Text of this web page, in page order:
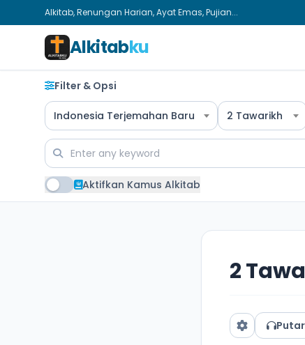
Alkitab, Renungan Harian, Ayat Emas, Pujian...
Alkitabku
Filter & Opsi
Indonesia Terjemahan Baru 2 Tawarikh
Aktifkan Kamus Alkitab
2